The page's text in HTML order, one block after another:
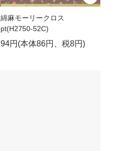
綿麻モーリークロス
pt(H2750-52C)
94円(本体86円、税8円)